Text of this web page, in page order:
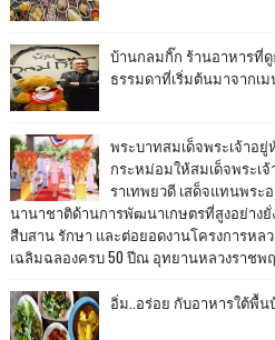
บ้านกลมกิ๊ก ร้านอาหารที่
ธรรมดาที่เริ่มต้นมาจากเ
พระบาทสมเด็จพระเจ้าอ
กระหม่อมให้สมเด็จพระเ
ราเทพยวดี เสด็จแทนพระ
นานาชาติด้านการพัฒนาเกษตรที่สูงอย่าง
สืบสาน รักษา และต่อยอดงานโครงการหล
เฉลิมฉลองครบ 50 ปีณ อุทยานหลวงราชพ
อิ่ม..อร่อย กับอาหารใต้พื้